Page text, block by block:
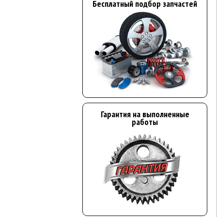
Бесплатный подбор запчастей
Гарантия на выполненные
работы